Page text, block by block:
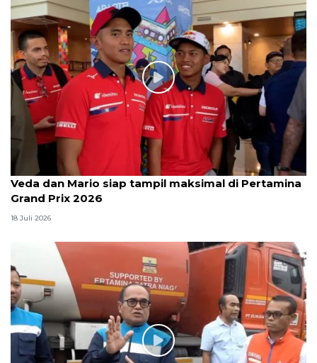
Veda dan Mario siap tampil maksimal di Pertamina
Grand Prix 2026
18 Juli 2026